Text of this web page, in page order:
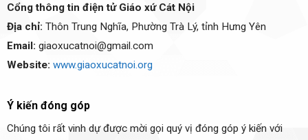
Cổng thông tin điện tử Giáo xứ Cát Nội
Địa chỉ: Thôn Trung Nghĩa, Phường Trà Lý, tỉnh Hưng Yên
Email: giaoxucatnoi@gmail.com
Website: www.giaoxucatnoi.org
Ý kiến đóng góp
Chúng tôi rất vinh dự được mời gọi quý vị đóng góp ý kiến với